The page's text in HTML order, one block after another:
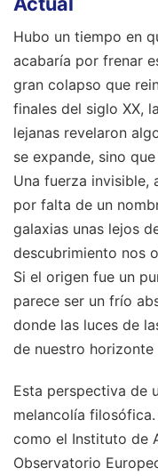
Hubo un tiempo en
acabaría por frenar
gran colapso que
finales del siglo XX,
lejanas revelaron
se expande, sino
Una fuerza invisible,
por falta de un
galaxias unas lejos
descubrimiento nos
Si el origen fue un
parece ser un frío
donde las luces de
de nuestro horizonte
Esta perspectiva de
melancolía
como el Instituto de
Observatorio